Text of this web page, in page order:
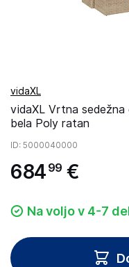
vidaXL
vidaXL Vrtna
bela Poly ratan
ID: 5000040000
684 99 €
Na voljo v 4-7